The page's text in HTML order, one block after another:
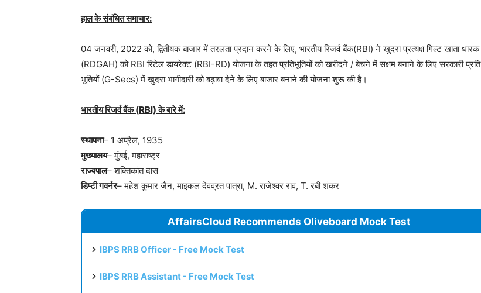
हाल के संबंधित समाचार:
04 जनवरी, 2022 को, द्वितीयक बाजार में तरलता प्रदान करने के लिए, भारतीय रिजर्व बैंक(RBI) ने खुदरा प्रत्यक्ष गिल्ट खाता धारक
(RDGAH) को RBI रिटेल डायरेक्ट (RBI-RD) योजना के तहत प्रतिभूतियों को खरीदने / बेचने में सक्षम बनाने के लिए सरकारी प्रति
भूतियों (G-Secs) में खुदरा भागीदारी को बढ़ावा देने के लिए बाजार बनाने की योजना शुरू की है।
भारतीय रिजर्व बैंक (RBI) के बारे में:
स्थापना– 1 अप्रैल, 1935
मुख्यालय– मुंबई, महाराष्ट्र
राज्यपाल– शक्तिकांत दास
डिप्टी गवर्नर– महेश कुमार जैन, माइकल देवव्रत पात्रा, M. राजेश्वर राव, T. रबी शंकर
AffairsCloud Recommends Oliveboard Mock Test
IBPS RRB Officer - Free Mock Test
IBPS RRB Assistant - Free Mock Test